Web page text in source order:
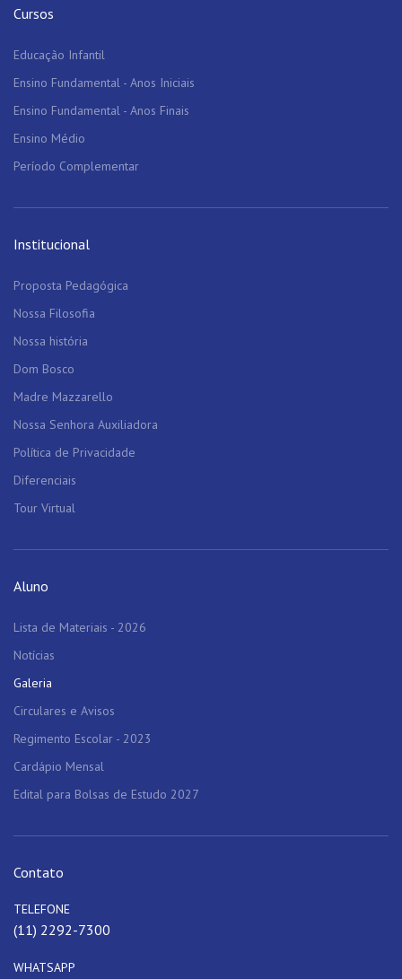
Cursos
Educação Infantil
Ensino Fundamental - Anos Iniciais
Ensino Fundamental - Anos Finais
Ensino Médio
Período Complementar
Institucional
Proposta Pedagógica
Nossa Filosofia
Nossa história
Dom Bosco
Madre Mazzarello
Nossa Senhora Auxiliadora
Política de Privacidade
Diferenciais
Tour Virtual
Aluno
Lista de Materiais - 2026
Notícias
Galeria
Circulares e Avisos
Regimento Escolar - 2023
Cardápio Mensal
Edital para Bolsas de Estudo 2027
Contato
TELEFONE
(11) 2292-7300
WHATSAPP